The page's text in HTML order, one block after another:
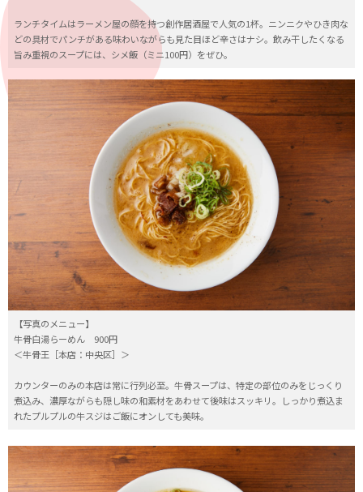
ランチタイムはラーメン屋の顔を持つ創作居酒屋で人気の1杯。ニンニクやひき肉な
どの具材でパンチがある味わいながらも見た目ほど辛さはナシ。飲み干したくなる
旨み重視のスープには、シメ飯（ミニ100円）をぜひ。
【写真のメニュー】
牛骨白湯らーめん 900円
＜牛骨王［本店：中央区］＞
カウンターのみの本店は常に行列必至。牛骨スープは、特定の部位のみをじっくり
煮込み、濃厚ながらも隠し味の和素材をあわせて後味はスッキリ。しっかり煮込ま
れたプルプルの牛スジはご飯にオンしても美味。